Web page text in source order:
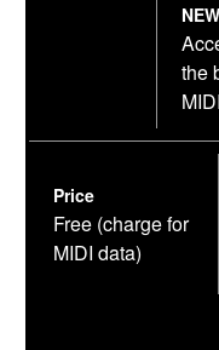
the
Price
Free (charge for
MIDI data)